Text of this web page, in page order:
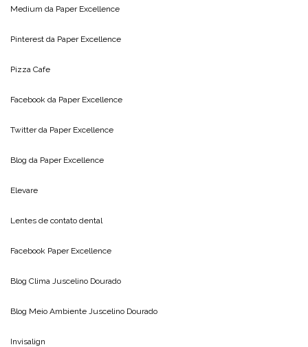
Medium da Paper Excellence
Pinterest da Paper Excellence
Pizza Cafe
Facebook da Paper Excellence
Twitter da Paper Excellence
Blog da Paper Excellence
Elevare
Lentes de contato dental
Facebook Paper Excellence
Blog Clima Juscelino Dourado
Blog Meio Ambiente Juscelino Dourado
Invisalign